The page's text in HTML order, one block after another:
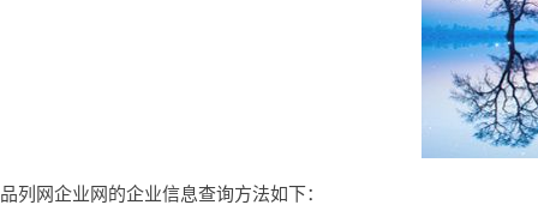
品列网企业网的企业信息查询方法如下：